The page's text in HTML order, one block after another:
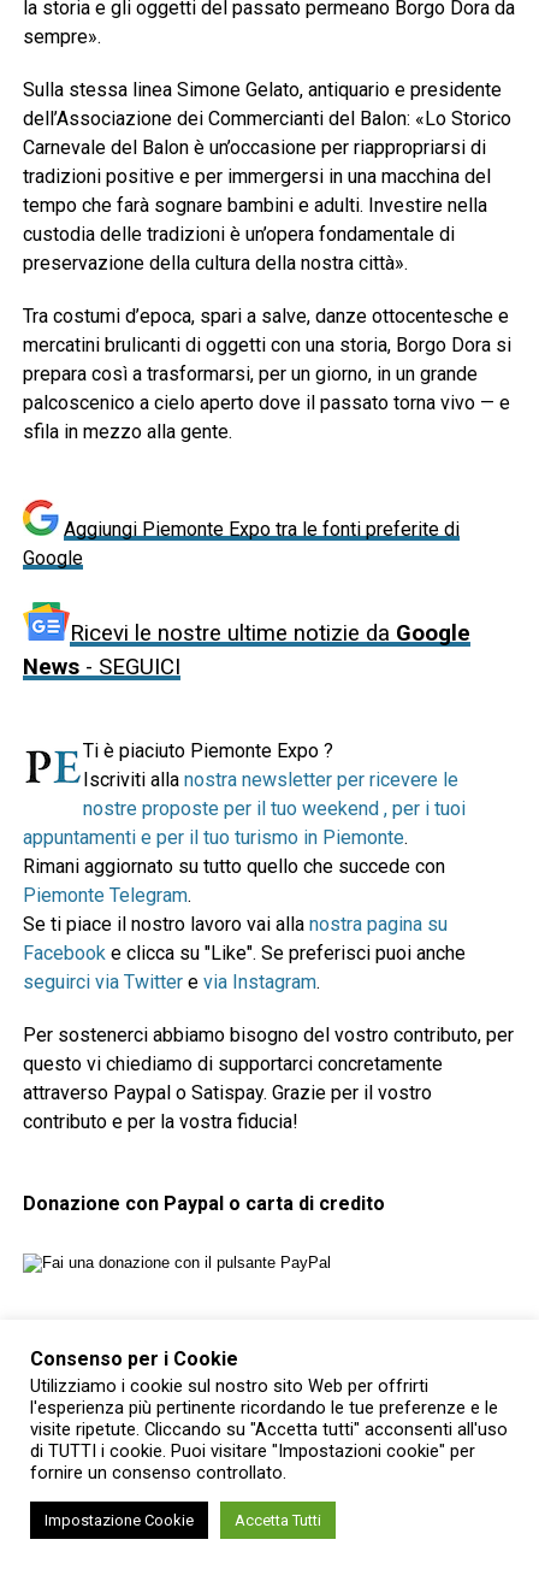
la storia e gli oggetti del passato permeano Borgo Dora da
sempre».
Sulla stessa linea Simone Gelato, antiquario e presidente
dell’Associazione dei Commercianti del Balon: «Lo Storico
Carnevale del Balon è un’occasione per riappropriarsi di
tradizioni positive e per immergersi in una macchina del
tempo che farà sognare bambini e adulti. Investire nella
custodia delle tradizioni è un’opera fondamentale di
preservazione della cultura della nostra città».
Tra costumi d’epoca, spari a salve, danze ottocentesche e
mercatini brulicanti di oggetti con una storia, Borgo Dora si
prepara così a trasformarsi, per un giorno, in un grande
palcoscenico a cielo aperto dove il passato torna vivo — e
sfila in mezzo alla gente.
Aggiungi Piemonte Expo tra le fonti preferite di
Google
Ricevi le nostre ultime notizie da Google
News- SEGUICI
Ti è piaciuto Piemonte Expo ?
Iscriviti alla nostra newsletter per ricevere le
nostre proposte per il tuo weekend , per i tuoi
appuntamenti e per il tuo turismo in Piemonte.
Rimani aggiornato su tutto quello che succede con
Piemonte Telegram.
Se ti piace il nostro lavoro vai alla nostra pagina su
Facebooke clicca su "Like". Se preferisci puoi anche
seguirci via Twittere via Instagram.
Per sostenerci abbiamo bisogno del vostro contributo, per
questo vi chiediamo di supportarci concretamente
attraverso Paypal o Satispay. Grazie per il vostro
contributo e per la vostra fiducia!
Donazione con Paypal o carta di credito
Donazione con Satispay
RELATED TOPICS: BALON CARNEVALE
YOU MAY LIKE
Sfilata di carri in notturna a La Loggia: il
Consenso per i Cookie
Utilizziamo i cookie sul nostro sito Web per offrirti
l'esperienza più pertinente ricordando le tue preferenze e le
visite ripetute. Cliccando su "Accetta tutti" acconsenti all'uso
di TUTTI i cookie. Puoi visitare "Impostazioni cookie" per
fornire un consenso controllato.
Impostazione Cookie Accetta Tutti